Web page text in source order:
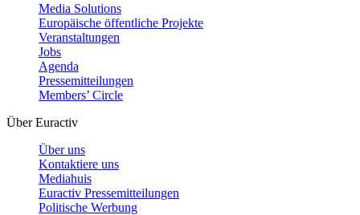
Media Solutions
Europäische öffentliche Projekte
Veranstaltungen
Jobs
Agenda
Pressemitteilungen
Members’ Circle
Über Euractiv
Über uns
Kontaktiere uns
Mediahuis
Euractiv Pressemitteilungen
Politische Werbung